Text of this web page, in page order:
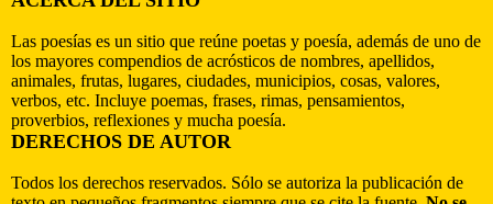
Las poesías es un sitio que reúne poetas y poesía, además de uno de
los mayores compendios de acrósticos de nombres, apellidos,
animales, frutas, lugares, ciudades, municipios, cosas, valores,
verbos, etc. Incluye poemas, frases, rimas, pensamientos,
proverbios, reflexiones y mucha poesía.
DERECHOS DE AUTOR
Todos los derechos reservados. Sólo se autoriza la publicación de